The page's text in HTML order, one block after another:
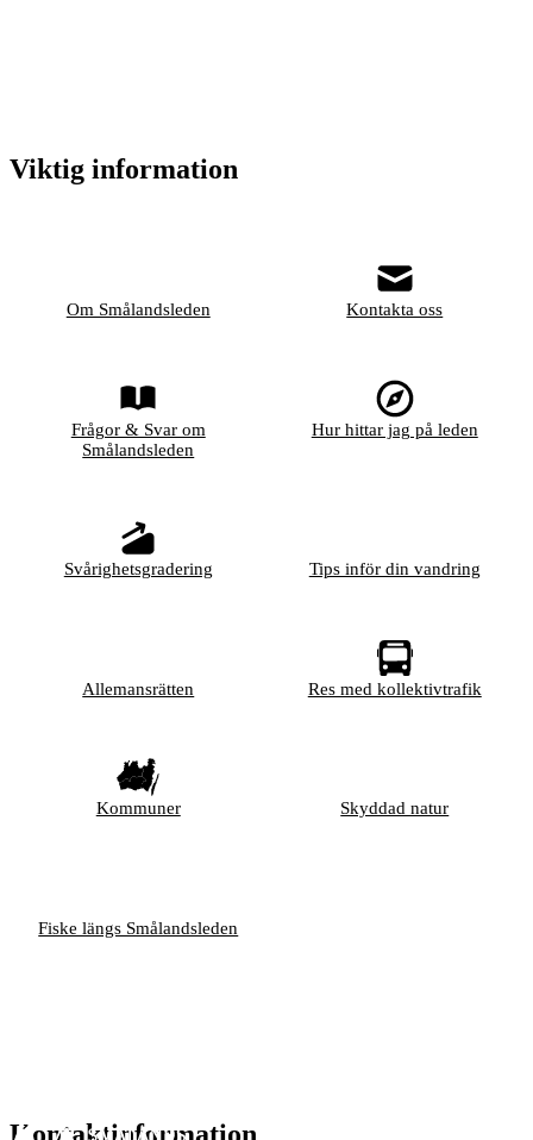
Viktig information
Om Smålandsleden Kontakta oss
Frågor & Svar om
Smålandsleden
Hur hittar jag på leden
Svårighetsgradering Tips inför din vandring
Allemansrätten Res med kollektivtrafik
Kommuner Skyddad natur
Fiske längs Smålandsleden